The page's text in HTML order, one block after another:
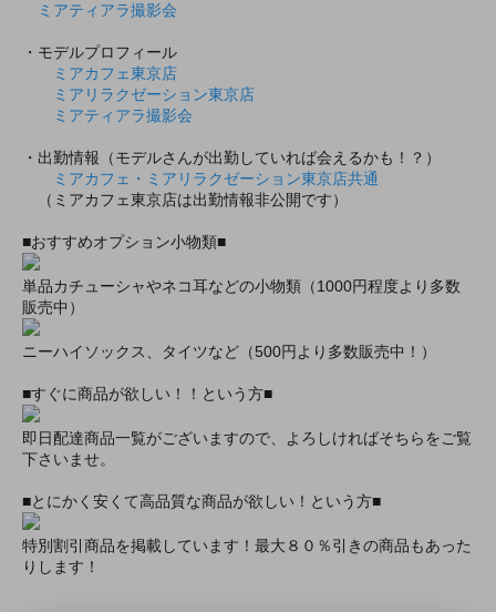
ミアティアラ撮影会
・モデルプロフィール
ミアカフェ東京店
ミアリラクゼーション東京店
ミアティアラ撮影会
・出勤情報（モデルさんが出勤していれば会えるかも！？）
ミアカフェ・ミアリラクゼーション東京店共通
（ミアカフェ東京店は出勤情報非公開です）
■おすすめオプション小物類■
単品カチューシャやネコ耳などの小物類（1000円程度より多数
販売中）
ニーハイソックス、タイツなど（500円より多数販売中！）
■すぐに商品が欲しい！！という方■
即日配達商品一覧がございますので、よろしければそちらをご覧
下さいませ。
■とにかく安くて高品質な商品が欲しい！という方■
特別割引商品を掲載しています！最大８０％引きの商品もあった
りします！